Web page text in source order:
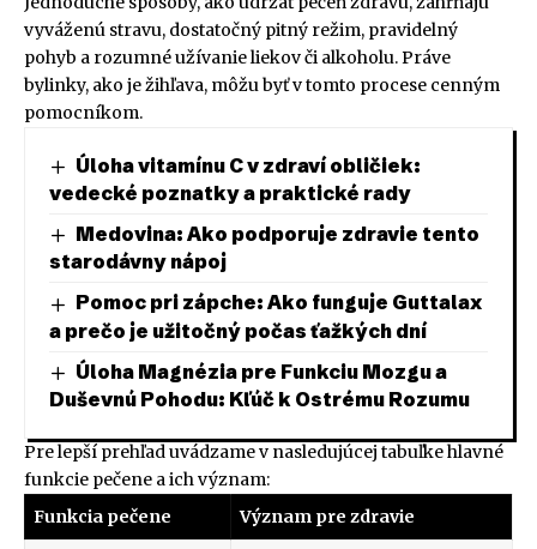
vyváženú stravu, dostatočný pitný režim, pravidelný
pohyb a rozumné užívanie liekov či alkoholu. Práve
bylinky, ako je žihľava, môžu byť v tomto procese cenným
pomocníkom.
Úloha vitamínu C v zdraví obličiek:
vedecké poznatky a praktické rady
Medovina: Ako podporuje zdravie tento
starodávny nápoj
Pomoc pri zápche: Ako funguje Guttalax
a prečo je užitočný počas ťažkých dní
Úloha Magnézia pre Funkciu Mozgu a
Duševnú Pohodu: Kľúč k Ostrému Rozumu
Pre lepší prehľad uvádzame v nasledujúcej tabuľke hlavné
funkcie pečene a ich význam:
Funkcia pečene
Význam pre zdravie